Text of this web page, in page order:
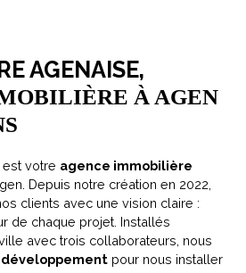
AGENAISE,
À AGEN
est votre agence immobilière
Depuis notre création en 2022,
clients avec une vision claire :
de chaque projet. Installés
avec trois collaborateurs, nous
pour nous installer